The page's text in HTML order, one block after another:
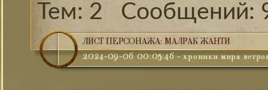
2
ЛИСТ ПЕРСОНАЖА: МАЛРАК ЖАНТИ
2024-09-06 00:05:46 -хроники мира